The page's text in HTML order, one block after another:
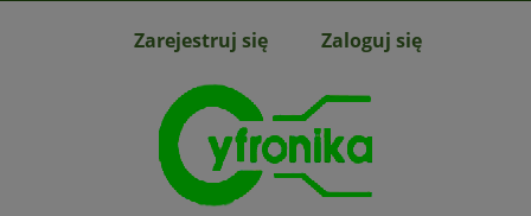
Zarejestruj się Zaloguj się